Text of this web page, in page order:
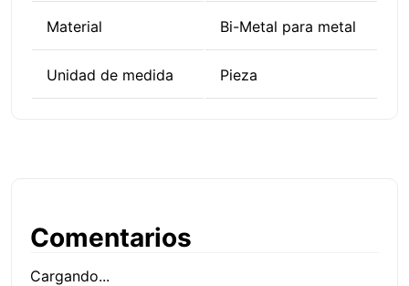
Material Bi-Metal para metal
Unidad de medida Pieza
Comentarios
Cargando...